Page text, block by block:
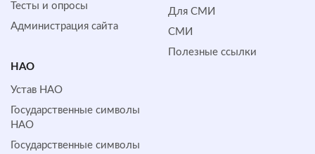
Тесты и опросы
Администрация сайта
Для СМИ
СМИ
Полезные ссылки
НАО
Устав НАО
Государственные символы
НАО
Государственные символы